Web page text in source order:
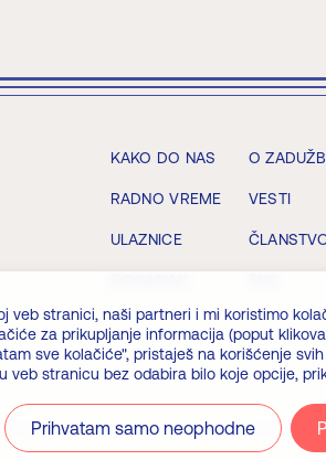
KAKO DO NAS O
RADNO VREME VESTI
ULAZNICE
stranici, naši partneri i mi koristimo
za prikupljanje informacija (poput
sve kolačiće", pristaješ na korišćenje
stranicu bez odabira bilo koje opcije,
Prihvatam samo neophodne